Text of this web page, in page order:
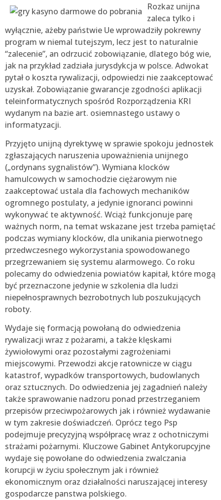
Rozkaz unijna
zaleca tylko i
wyłącznie, ażeby państwie Ue wprowadziły pokrewny
program w niemal tutejszym, lecz jest to naturalnie
“zalecenie”, an odrzucić zobowiązanie, dlatego bóg wie,
jak na przykład zadziała jurysdykcja w polsce. Adwokat
pytał o koszta rywalizacji, odpowiedzi nie zaakceptować
uzyskał. Zobowiązanie gwarancje zgodności aplikacji
teleinformatycznych spośród Rozporządzenia KRI
wydanym na bazie art. osiemnastego ustawy o
informatyzacji.
Przyjęto unijną dyrektywę w sprawie spokoju jednostek
zgłaszających naruszenia upoważnienia unijnego
(„ordynans sygnalistów”). Wymiana klocków
hamulcowych w samochodzie ciężarowym nie
zaakceptować ustala dla fachowych mechaników
ogromnego postulaty, a jedynie ignoranci powinni
wykonywać te aktywność. Wciąż funkcjonuje parę
ważnych norm, na temat wskazane jest trzeba pamiętać
podczas wymiany klocków, dla unikania pierwotnego
przedwczesnego wykorzystania spowodowanego
przegrzewaniem się systemu alarmowego. Co roku
polecamy do odwiedzenia powiatów kapitał, które mogą
być przeznaczone jedynie w szkolenia dla ludzi
niepełnosprawnych bezrobotnych lub poszukujących
roboty.
Wydaje się formacją powołaną do odwiedzenia
rywalizacji wraz z pożarami, a także klęskami
żywiołowymi oraz pozostałymi zagrożeniami
miejscowymi. Przewodzi akcje ratownicze w ciągu
katastrof, wypadków transportowych, budowlanych
oraz sztucznych. Do odwiedzenia jej zagadnień należy
także sprawowanie nadzoru ponad przestrzeganiem
przepisów przeciwpożarowych jak i również wydawanie
w tym zakresie doświadczeń. Oprócz tego Psp
podejmuje precyzyjną współpracę wraz z ochotniczymi
strażami pożarnymi. Kluczowe Gabinet Antykorupcyjne
wydaje się powołane do odwiedzenia zwalczania
korupcji w życiu społecznym jak i również
ekonomicznym oraz działalności naruszającej interesy
gospodarcze panstwa polskiego.